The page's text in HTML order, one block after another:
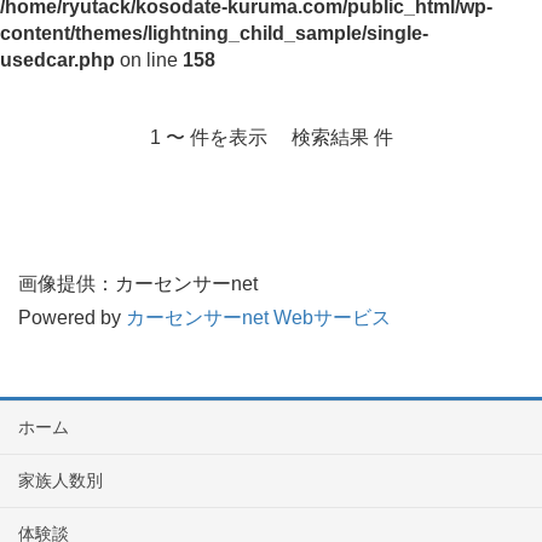
/home/ryutack/kosodate-kuruma.com/public_html/wp-
content/themes/lightning_child_sample/single-
usedcar.php on line 158
1 〜 件を表示 検索結果 件
画像提供：カーセンサーnet
Powered by カーセンサーnet Webサービス
ホーム
家族人数別
体験談